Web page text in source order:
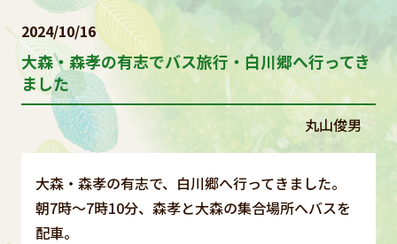
2024/10/16
大森・森孝の有志でバス旅行・白川郷へ行ってき
ました
丸山俊男
大森・森孝の有志で、白川郷へ行ってきました。
朝7時～7時10分、森孝と大森の集合場所へバスを
配車。